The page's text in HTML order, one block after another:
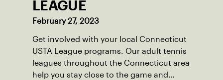
LEAGUE
February 27, 2023
Get involved with your local Connecticut
USTA League programs. Our adult tennis
leagues throughout the Connecticut area
help you stay close to the game and